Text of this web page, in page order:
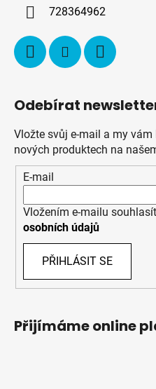
728364962
Odebírat
Vložte svůj e-mail a my
nových produktech na
E-mail
Vložením e-mailu
osobních údajů
PŘIHLÁSIT SE
Přijímáme online